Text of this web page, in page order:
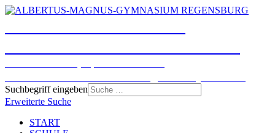
Suchbegriff eingeben
Erweiterte Suche
START